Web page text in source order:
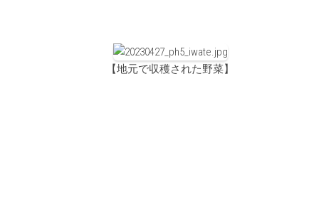
【地元で収穫された野菜】